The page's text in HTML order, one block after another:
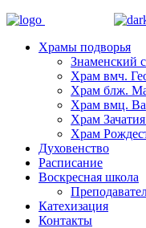
Храмы подворья
Знаменский
Храм вмч.
Храм блж.
Храм вмц.
Храм
Храм
Духовенство
Расписание
Воскресная школа
Катехизация
Контакты